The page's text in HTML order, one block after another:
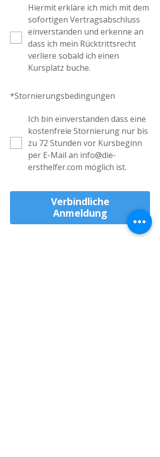
Hiermit erkläre ich mich mit dem
sofortigen Vertragsabschluss
einverstanden und erkenne an
dass ich mein Rücktrittsrecht
verliere sobald ich einen
Kursplatz buche.
*Stornierungsbedingungen
Ich bin einverstanden dass eine
kostenfreie Stornierung nur bis
zu 72 Stunden vor Kursbeginn
per E-Mail an info@die-
ersthelfer.com möglich ist.
Verbindliche
Anmeldung